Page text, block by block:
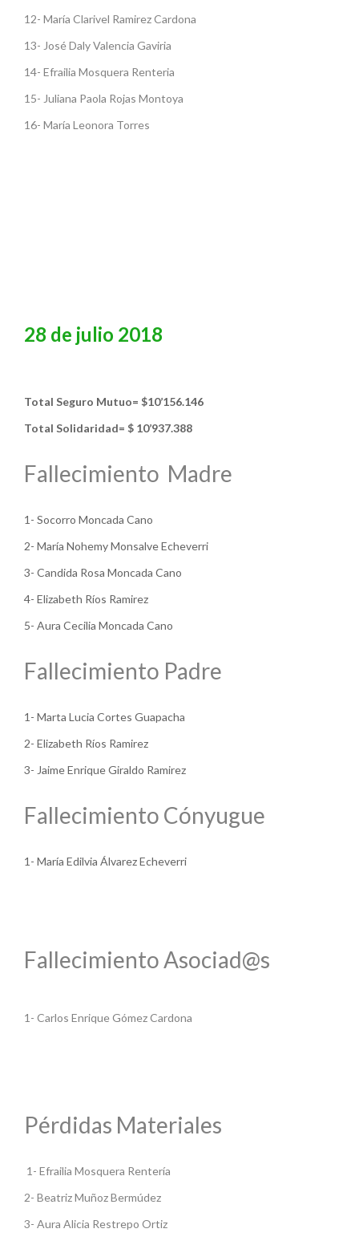
12- María Clarivel Ramirez Cardona
13- José Daly Valencia Gaviria
14- Efrailia Mosquera Renteria
15- Juliana Paola Rojas Montoya
16- María Leonora Torres
28 de julio 2018
Total Seguro Mutuo= $10’156.146
Total Solidaridad= $ 10’937.388
Fallecimiento Madre
1- Socorro Moncada Cano
2- María Nohemy Monsalve Echeverri
3- Candida Rosa Moncada Cano
4- Elizabeth Ríos Ramirez
5- Aura Cecilia Moncada Cano
Fallecimiento Padre
1- Marta Lucia Cortes Guapacha
2- Elizabeth Ríos Ramirez
3- Jaime Enrique Giraldo Ramirez
Fallecimiento Cónyugue
1- María Edilvia Álvarez Echeverri
Fallecimiento Asociad@s
1- Carlos Enrique Gómez Cardona
Pérdidas Materiales
1- Efrailia Mosquera Rentería
2- Beatriz Muñoz Bermúdez
3- Aura Alicia Restrepo Ortiz